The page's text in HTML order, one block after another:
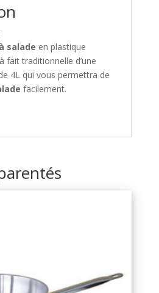
salade en plastique
fait traditionnelle d’une
4L qui vous permettra de
facilement.